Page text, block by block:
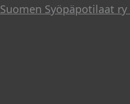
Suomen Syöpäpotilaat ry